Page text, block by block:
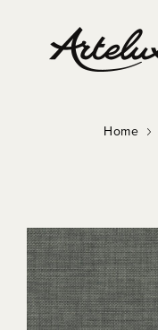
Home